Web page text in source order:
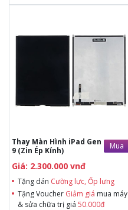
Thay Màn Hình iPad Gen
9 (Zin Ép Kính)
Mua
Giá: 2.300.000 vnđ
Tặng dán Cường lực, Ốp lưng
Tặng Voucher Giảm giá mua máy
& sửa chữa trị giá 50.000đ
Cường lực, Ốp lưng khi mua BHV
Tặng Voucher Giảm giá mua máy
& sửa chữa trị giá 50.000đ